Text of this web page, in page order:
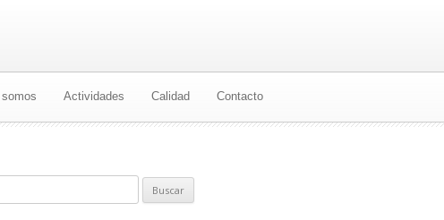
Contacto
Calidad
Actividades